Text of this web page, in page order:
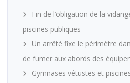
Fin de l’obligation de la
piscines publiques
Un arrêté fixe le périmètre
de fumer aux abords des
Gymnases vétustes et